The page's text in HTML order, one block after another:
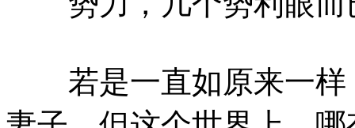
若是一直如原来一样